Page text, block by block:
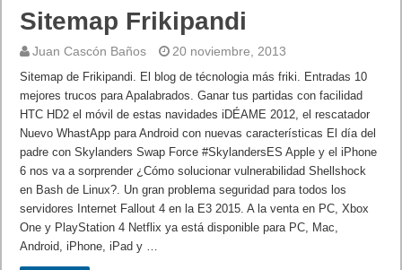
Sitemap Frikipandi
Juan Cascón Baños 20 noviembre, 2013
Sitemap de Frikipandi. El blog de técnologia más friki. Entradas 10
mejores trucos para Apalabrados. Ganar tus partidas con facilidad
HTC HD2 el móvil de estas navidades iDÉAME 2012, el rescatador
Nuevo WhastApp para Android con nuevas características El día del
padre con Skylanders Swap Force #SkylandersES Apple y el iPhone
6 nos va a sorprender ¿Cómo solucionar vulnerabilidad Shellshock
en Bash de Linux?. Un gran problema seguridad para todos los
servidores Internet Fallout 4 en la E3 2015. A la venta en PC, Xbox
One y PlayStation 4 Netflix ya está disponible para PC, Mac,
Android, iPhone, iPad y …